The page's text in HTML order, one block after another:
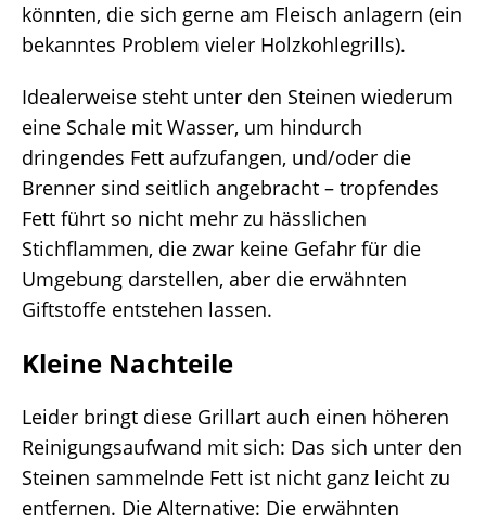
könnten, die sich gerne am Fleisch anlagern (ein
bekanntes Problem vieler Holzkohlegrills).
Idealerweise steht unter den Steinen wiederum
eine Schale mit Wasser, um hindurch
dringendes Fett aufzufangen, und/oder die
Brenner sind seitlich angebracht – tropfendes
Fett führt so nicht mehr zu hässlichen
Stichflammen, die zwar keine Gefahr für die
Umgebung darstellen, aber die erwähnten
Giftstoffe entstehen lassen.
Kleine Nachteile
Leider bringt diese Grillart auch einen höheren
Reinigungsaufwand mit sich: Das sich unter den
Steinen sammelnde Fett ist nicht ganz leicht zu
entfernen. Die Alternative: Die erwähnten